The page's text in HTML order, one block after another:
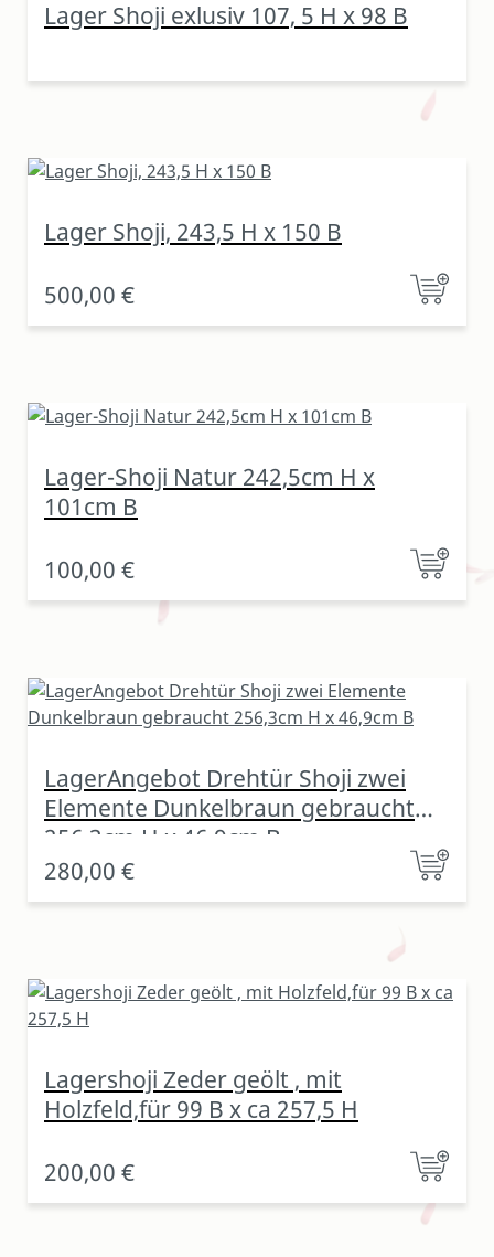
Lager Shoji exlusiv 107, 5 H x 98 B
Lager Shoji, 243,5 H x 150 B
500,00 €
Lager-Shoji Natur 242,5cm H x
101cm B
100,00 €
LagerAngebot Drehtür Shoji zwei
Elemente Dunkelbraun gebraucht
256,3cm H x 46,9cm B
280,00 €
Lagershoji Zeder geölt , mit
Holzfeld,für 99 B x ca 257,5 H
200,00 €